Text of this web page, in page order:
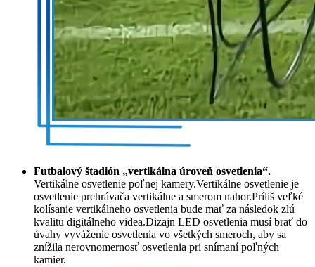
Futbalový štadión „vertikálna úroveň osvetlenia“.
Vertikálne osvetlenie poľnej kamery.Vertikálne osvetlenie je
osvetlenie prehrávača vertikálne a smerom nahor.Príliš veľké
kolísanie vertikálneho osvetlenia bude mať za následok zlú
kvalitu digitálneho videa.Dizajn LED osvetlenia musí brať do
úvahy vyváženie osvetlenia vo všetkých smeroch, aby sa
znížila nerovnomernosť osvetlenia pri snímaní poľných
kamier.